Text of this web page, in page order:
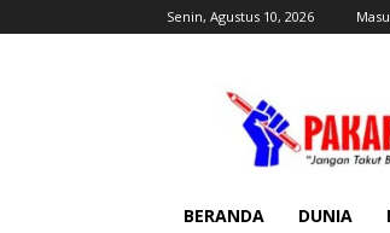
Senin, Agustus 10, 2026
BERANDA DUNIA